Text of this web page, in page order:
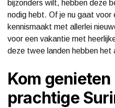
bijzonders wilt, hebben deze
nodig hebt. Of je nu gaat voor
kennismaakt met allerlei
voor een vakantie met
deze twee landen hebben het
Kom
prachtige